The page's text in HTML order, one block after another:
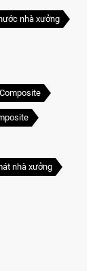
nhà xưởng
nhà xưởng